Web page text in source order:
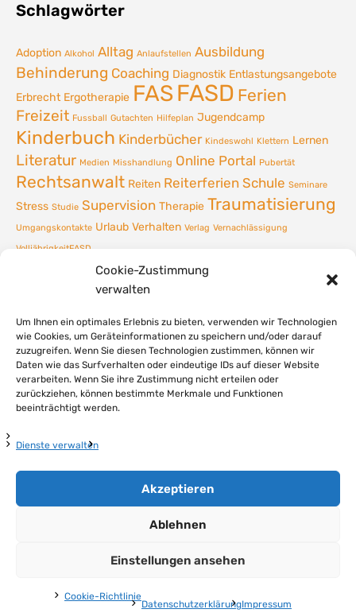
Cookie-Zustimmung
verwalten
Um Ihnen ein optimales Erlebnis zu bieten, verwenden wir Technologien
wie Cookies, um Geräteinformationen zu speichern und/oder darauf
zuzugreifen. Wenn Sie diesen Technologien zustimmen, können wir
Daten wie das Surfverhalten oder eindeutige IDs auf dieser Website
verarbeiten. Wenn Sie ihre Zustimmung nicht erteilen oder
zurückziehen, können bestimmte Merkmale und Funktionen
beeinträchtigt werden.
Dienste verwalten
Akzeptieren
Ablehnen
Einstellungen ansehen
Cookie-Richtlinie
DatenschutzerklärungImpressum
Schlagwörter
Adoption Alkohol Alltag Anlaufstellen Ausbildung
Behinderung Coaching Diagnostik Entlastungsangebote
Erbrecht Ergotherapie FASFASD Ferien
Freizeit Fussball Gutachten Hilfeplan Jugendcamp
Kinderbuch Kinderbücher Kindeswohl Klettern Lernen
Literatur Medien Misshandlung Online Portal Pubertät
Rechtsanwalt Reiten Reiterferien Schule Seminare
Stress Studie Supervision Therapie Traumatisierung
Umgangskontakte Urlaub Verhalten Verlag Vernachlässigung
VolljährigkeitFASD
Datenschutzerklärung